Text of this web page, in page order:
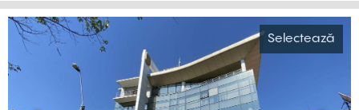
Selectează